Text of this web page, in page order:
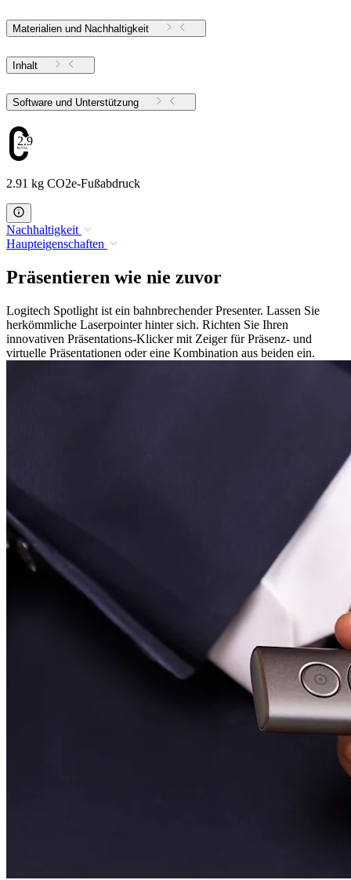
Materialien und Nachhaltigkeit
Inhalt
Software und Unterstützung
2.91
2.91 kg CO2e-Fußabdruck
Nachhaltigkeit
Haupteigenschaften
Präsentieren wie nie zuvor
Logitech Spotlight ist ein bahnbrechender Presenter. Lassen Sie
herkömmliche Laserpointer hinter sich. Richten Sie Ihren
innovativen Präsentations-Klicker mit Zeiger für Präsenz- und
virtuelle Präsentationen oder eine Kombination aus beiden ein.